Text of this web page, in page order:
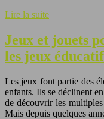
Lire la suite
Jeux et jouets
les jeux
Les jeux font partie des
enfants. Ils se déclinent
de découvrir les
Mais depuis quelques